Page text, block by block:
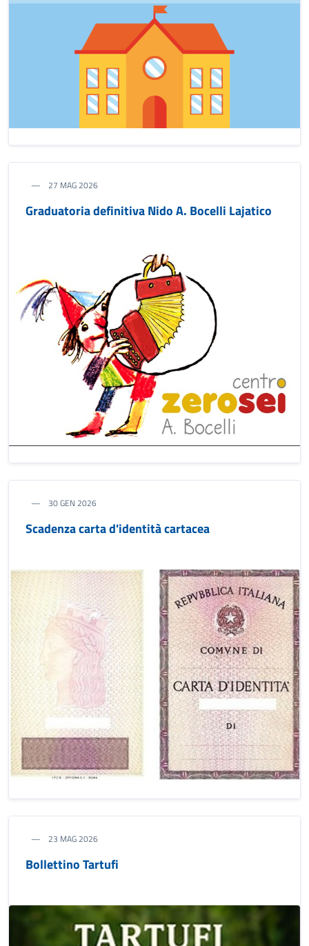
27 MAG 2026
Graduatoria definitiva Nido A. Bocelli Lajatico
30 GEN 2026
Scadenza carta d'identità cartacea
23 MAG 2026
Bollettino Tartufi